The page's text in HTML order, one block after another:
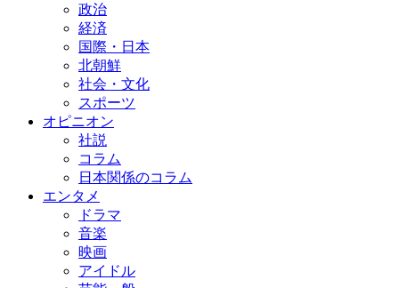
政治
経済
国際・日本
北朝鮮
社会・文化
スポーツ
オピニオン
社説
コラム
日本関係のコラム
エンタメ
ドラマ
音楽
映画
アイドル